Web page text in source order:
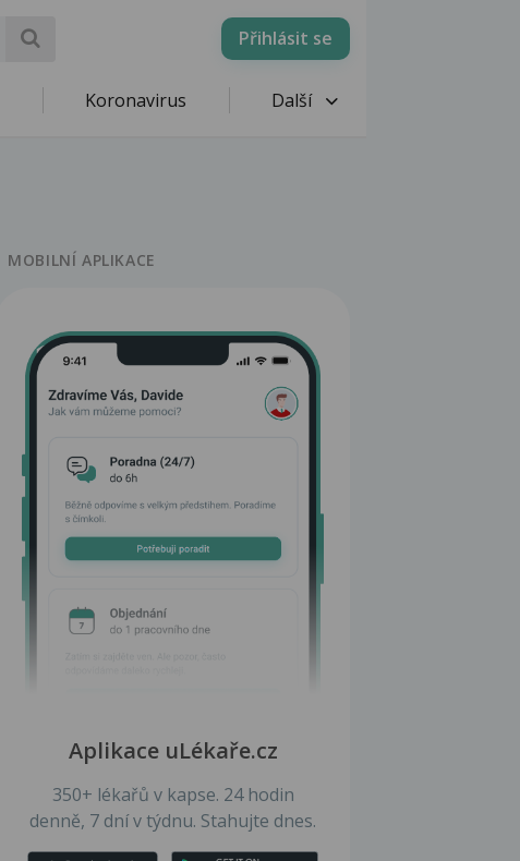
Přihlásit se
Koronavirus Další
MOBILNÍ APLIKACE
Aplikace uLékaře.cz
350+ lékařů v kapse. 24 hodin
denně, 7 dní v týdnu. Stahujte dnes.